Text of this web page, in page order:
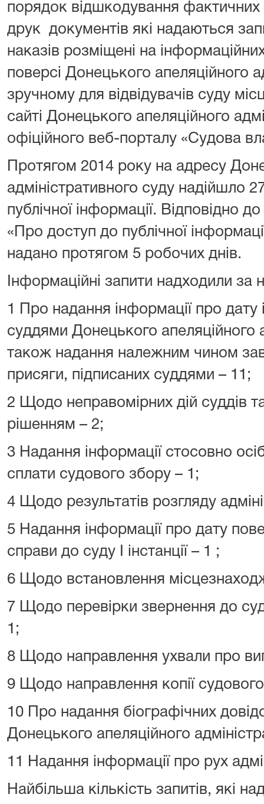
порядок відшкодування
друк документів які надаються
наказів розміщені на
поверсі Донецького апеляційного
зручному для відвідувачів суду
сайті Донецького апеляційного
офіційного веб-порталу «Судова
Протягом 2014 року на адресу
адміністративного суду надійшло
публічної інформації. Відповідно
«Про доступ до публічної
надано протягом 5 робочих днів.
Інформаційні запити надходили
1 Про надання інформації про дату
суддями Донецького апеляційного
також надання належним чином
присяги, підписаних суддями – 11;
2 Щодо неправомірних дій суддів
рішенням – 2;
3 Надання інформації стосовно
сплати судового збору – 1;
4 Щодо результатів розгляду
5 Надання інформації про дату
справи до суду І інстанції – 1 ;
6 Щодо встановлення
7 Щодо перевірки звернення до
1;
8 Щодо направлення ухвали про
9 Щодо направлення копії
10 Про надання біографічних
Донецького апеляційного
11 Надання інформації про рух
Найбільша кількість запитів, які